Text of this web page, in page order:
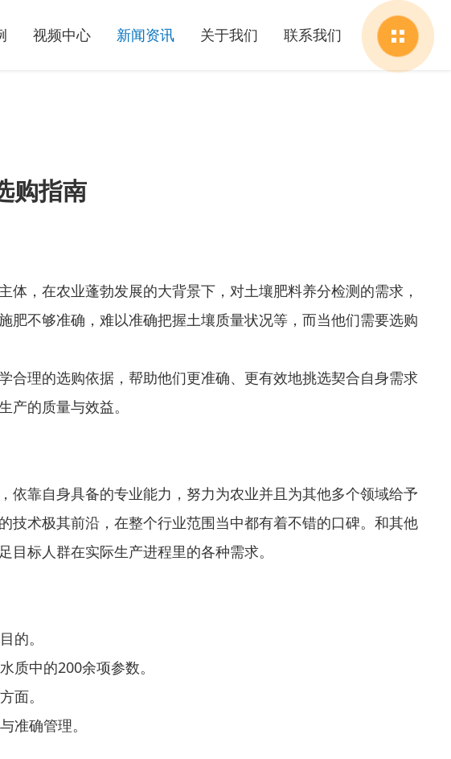
视频中心 新闻资讯 关于我们 联系我们
购指南
，在农业蓬勃发展的大背景下，对土壤肥料养分检测的需求，
不够准确，难以准确把握土壤质量状况等，而当他们需要选购
理的选购依据，帮助他们更准确、更有效地挑选契合自身需求
的质量与效益。
靠自身具备的专业能力，努力为农业并且为其他多个领域给予
术极其前沿，在整个行业范围当中都有着不错的口碑。和其他
标人群在实际生产进程里的各种需求。
的。
质中的200余项参数。
面。
准确管理。